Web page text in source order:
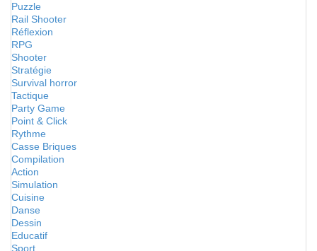
Puzzle
Rail Shooter
Réflexion
RPG
Shooter
Stratégie
Survival horror
Tactique
Party Game
Point & Click
Rythme
Casse Briques
Compilation
Action
Simulation
Cuisine
Danse
Dessin
Educatif
Sport